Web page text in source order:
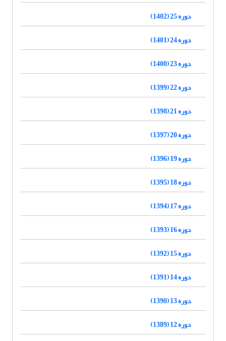
دوره 25 (1402)
دوره 24 (1401)
دوره 23 (1400)
دوره 22 (1399)
دوره 21 (1398)
دوره 20 (1397)
دوره 19 (1396)
دوره 18 (1395)
دوره 17 (1394)
دوره 16 (1393)
دوره 15 (1392)
دوره 14 (1391)
دوره 13 (1390)
دوره 12 (1389)